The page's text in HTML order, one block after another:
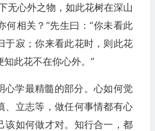
无心外之物，如此花树在深山
何相关？”先生曰：“你未看此
于寂；你来看此花时，则此花
此花不在你心外。”
心学最精髓的部分。心如何觉
、立志等，做任何事情都有心
该如何做才对。知行合一，都